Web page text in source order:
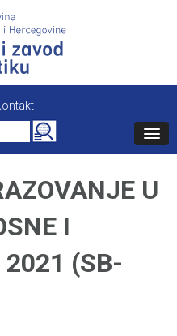
Search
for:
U
I
2021 (SB-